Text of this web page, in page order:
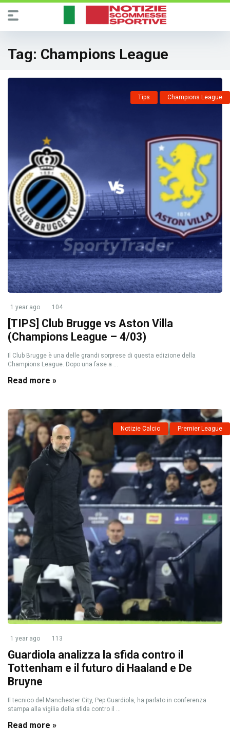
Tag: Champions League
Tips Champions League
1 year ago 104
[TIPS] Club Brugge vs Aston Villa
(Champions League – 4/03)
Il Club Brugge è una delle grandi sorprese di questa edizione della
Champions League. Dopo una fase a ...
Read more »
Notizie Calcio Premier League
1 year ago 113
Guardiola analizza la sfida contro il
Tottenham e il futuro di Haaland e De
Bruyne
Il tecnico del Manchester City, Pep Guardiola, ha parlato in conferenza
stampa alla vigilia della sfida contro il ...
Read more »